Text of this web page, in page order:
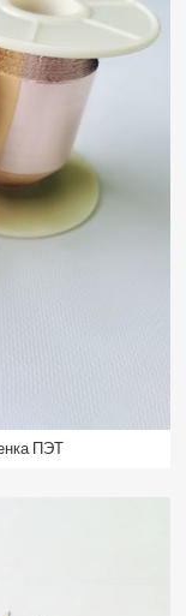
ПЭТ